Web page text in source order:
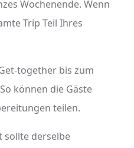
Wochenende. Wenn
Trip Teil Ihres
together bis zum
können die Gäste
teilen.
sollte derselbe